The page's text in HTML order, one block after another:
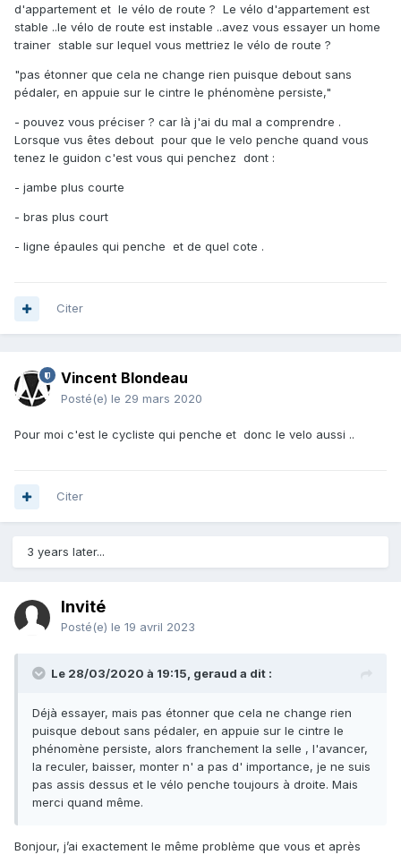
d'appartement et le vélo de route ? Le vélo d'appartement est
stable ..le vélo de route est instable ..avez vous essayer un home
trainer stable sur lequel vous mettriez le vélo de route ?
"pas étonner que cela ne change rien puisque debout sans
pédaler, en appuie sur le cintre le phénomène persiste,"
- pouvez vous préciser ? car là j'ai du mal a comprendre .
Lorsque vus êtes debout pour que le velo penche quand vous
tenez le guidon c'est vous qui penchez dont :
- jambe plus courte
- bras plus court
- ligne épaules qui penche et de quel cote .
Citer
Vincent Blondeau
Posté(e) le 29 mars 2020
Pour moi c'est le cycliste qui penche et donc le velo aussi ..
Citer
3 years later...
Invité
Posté(e) le 19 avril 2023
Le 28/03/2020 à 19:15, geraud a dit :
Déjà essayer, mais pas étonner que cela ne change rien
puisque debout sans pédaler, en appuie sur le cintre le
phénomène persiste, alors franchement la selle , l'avancer,
la reculer, baisser, monter n' a pas d' importance, je ne suis
pas assis dessus et le vélo penche toujours à droite. Mais
merci quand même.
Bonjour, j’ai exactement le même problème que vous et après